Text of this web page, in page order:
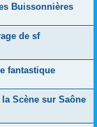
Buissonnières
de sf
fantastique
Scène sur Saône